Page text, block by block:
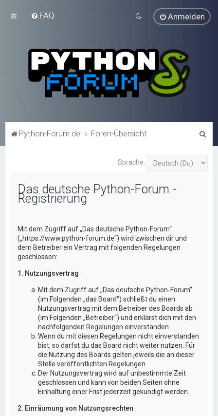
FAQ Anmelden
Python-Forum.de Foren-Übersicht
Sprache:
Das deutsche Python-Forum -
Registrierung
Mit dem Zugriff auf „Das deutsche Python-Forum“
(„https://www.python-forum.de“) wird zwischen dir und
dem Betreiber ein Vertrag mit folgenden Regelungen
geschlossen:
1. Nutzungsvertrag
Mit dem Zugriff auf „Das deutsche Python-Forum“
(im Folgenden „das Board“) schließt du einen
Nutzungsvertrag mit dem Betreiber des Boards ab
(im Folgenden „Betreiber“) und erklärst dich mit den
nachfolgenden Regelungen einverstanden.
Wenn du mit diesen Regelungen nicht einverstanden
bist, so darfst du das Board nicht weiter nutzen. Für
die Nutzung des Boards gelten jeweils die an dieser
Stelle veröffentlichten Regelungen.
Der Nutzungsvertrag wird auf unbestimmte Zeit
geschlossen und kann von beiden Seiten ohne
Einhaltung einer Frist jederzeit gekündigt werden.
2. Einräumung von Nutzungsrechten